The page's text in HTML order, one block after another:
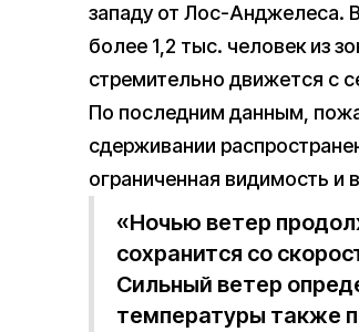
западу от Лос-Анджелеса.
более 1,2 тыс. человек из
стремительно движется с
По последним данным,
сдерживании
ограниченная видимость и
«Ночью ветер
сохранится со
Сильный ветер
температуры также